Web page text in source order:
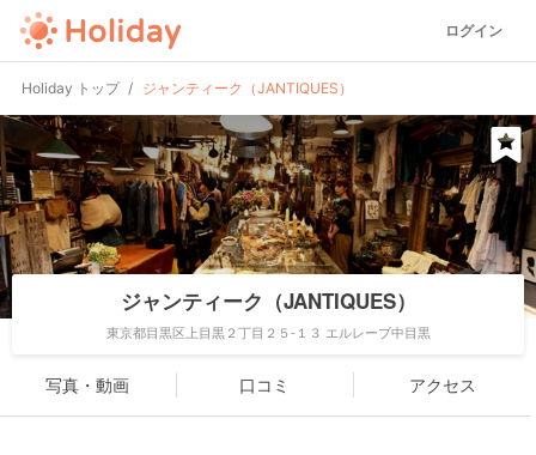
ログイン
Holiday トップ ジャンティーク（JANTIQUES）
ジャンティーク（JANTIQUES）
東京都目黒区上目黒２丁目２５-１３ エルレーブ中目黒
写真・動画 口コミ アクセス